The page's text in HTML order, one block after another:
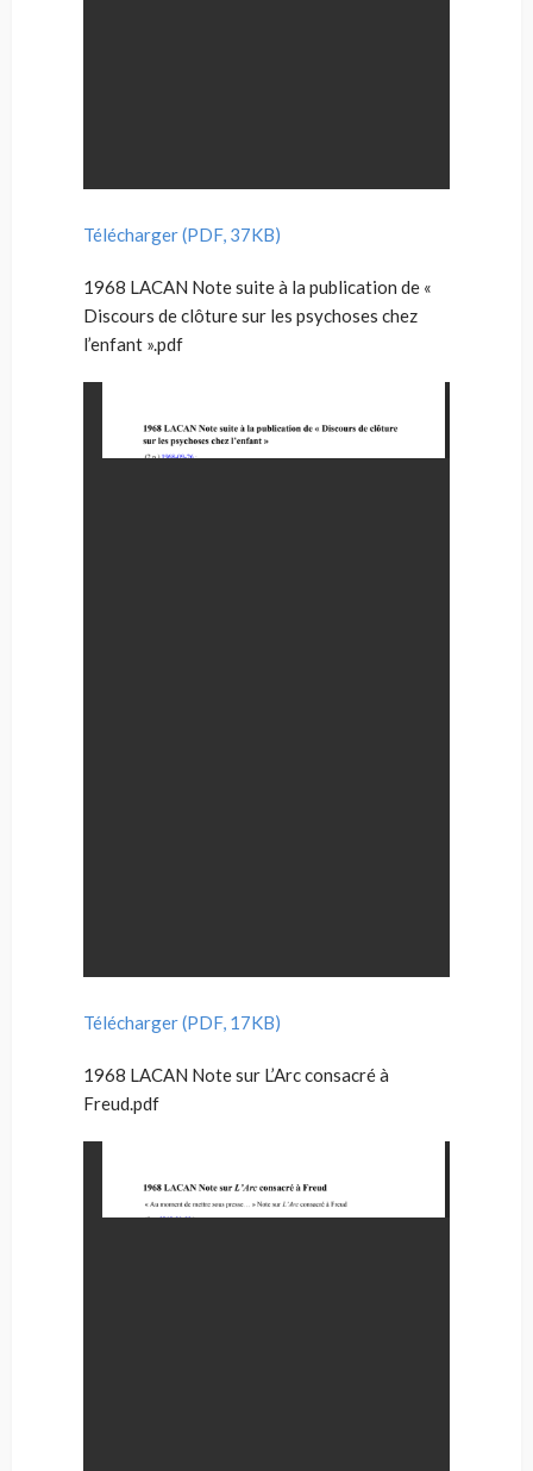
Télécharger (PDF, 37KB)
1968 LACAN Note suite à la publication de «
Discours de clôture sur les psychoses chez
l’enfant ».pdf
Télécharger (PDF, 17KB)
1968 LACAN Note sur L’Arc consacré à
Freud.pdf